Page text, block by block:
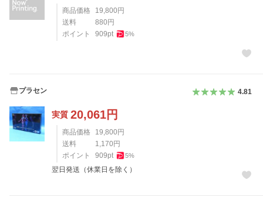
商品価格 19,800 円
送料
880 円
ポイント
909pt 5%
プラセン 4.81
実質 20,061円
商品価格 19,800 円
送料
1,170 円
ポイント
909pt 5%
翌日発送（休業日を除く）